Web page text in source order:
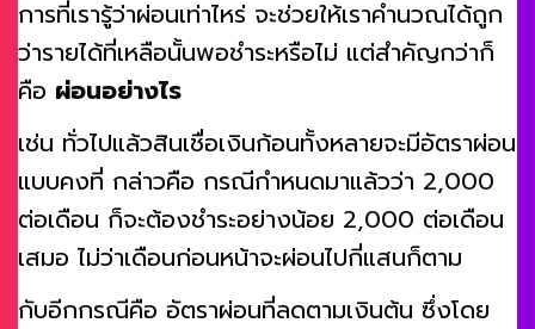
การที่เรารู้ว่าผ่อนเท่าไหร่ จะช่วยให้เราคำนวณได้ถูก
ว่ารายได้ที่เหลือนั้นพอชำระหรือไม่ แต่สำคัญกว่าก็
คือ ผ่อนอย่างไร
เช่น ทั่วไปแล้วสินเชื่อเงินก้อนทั้งหลายจะมีอัตราผ่อน
แบบคงที่ กล่าวคือ กรณีกำหนดมาแล้วว่า 2,000
ต่อเดือน ก็จะต้องชำระอย่างน้อย 2,000 ต่อเดือน
เสมอ ไม่ว่าเดือนก่อนหน้าจะผ่อนไปกี่แสนก็ตาม
กับอีกกรณีคือ อัตราผ่อนที่ลดตามเงินต้น ซึ่งโดย